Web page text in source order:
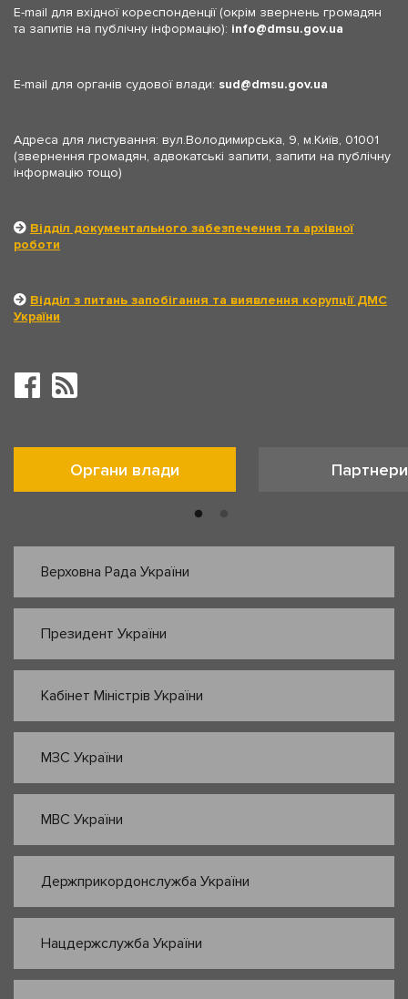
E-mail для вхідної кореспонденції (окрім звернень громадян
та запитів на публічну інформацію): info dmsu.gov.ua
E-mail для органів судової влади: sud dmsu.gov.ua
Адреса для листування: вул.Володимирська, 9, м.Київ, 01001
(звернення громадян, адвокатські запити, запити на публічну
інформацію тощо)
Відділ документального забезпечення та архівної
роботи
Відділ з питань запобігання та виявлення корупції ДМС
України
Органи влади Партнери
Верховна Рада України
Президент України
Кабінет Міністрів України
МЗС України
МВС України
Держприкордонслужба України
Нацдержслужба України